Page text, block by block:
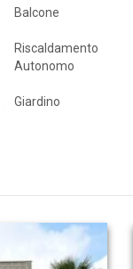
Balcone
Riscaldamento
Autonomo
Giardino